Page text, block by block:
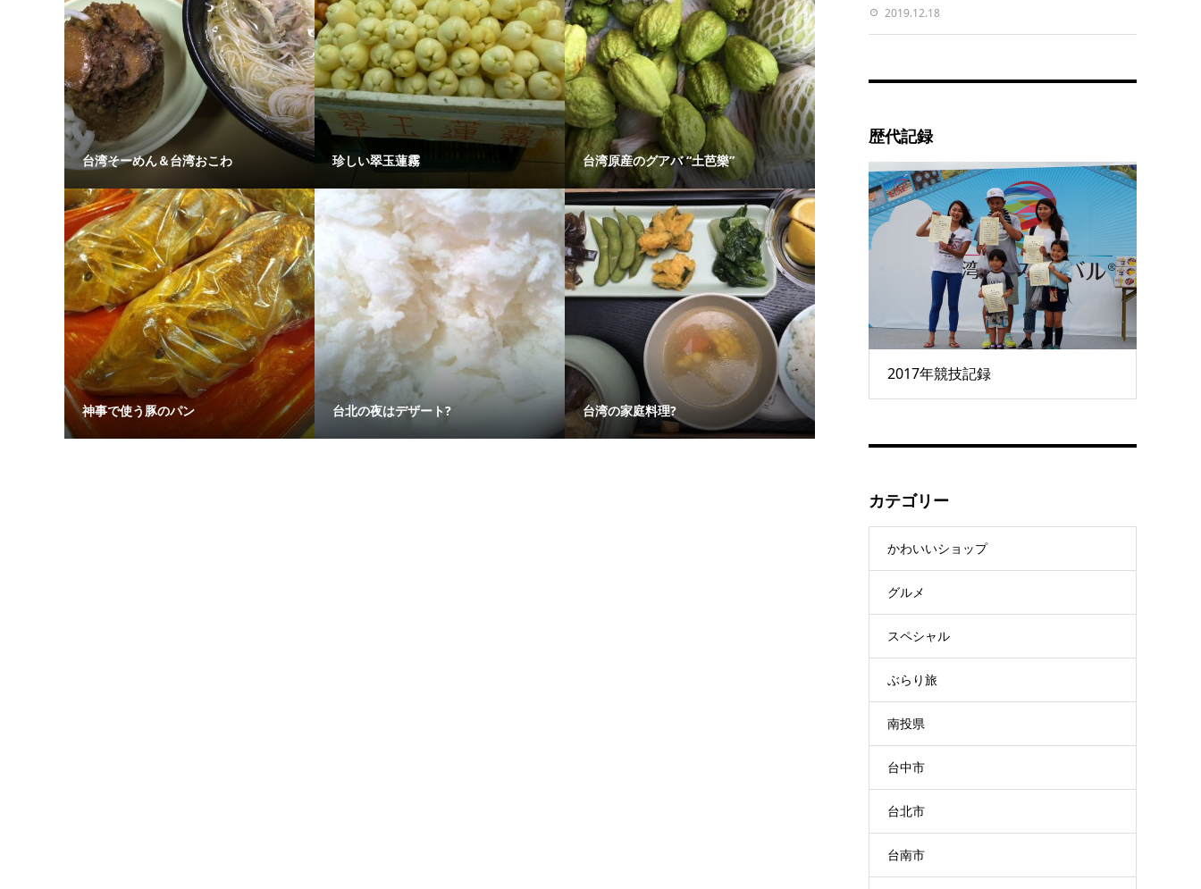
台湾そーめん＆台湾おこわ 珍しい翠玉蓮霧 台湾原産のグアバ “土芭樂”
神事で使う豚のパン 台北の夜はデザート? 台湾の家庭料理?
2019.12.18
歴代記録
2017年競技記録
カテゴリー
かわいいショップ
グルメ
スペシャル
ぶらり旅
南投県
台中市
台北市
台南市